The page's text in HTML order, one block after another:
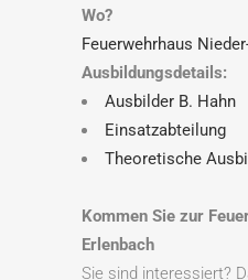
Wo?
Feuerwehrhaus
Ausbildungsdetails:
Ausbilder B. Hahn
Einsatzabteilung
Theoretische
Kommen Sie zur
Erlenbach
Sie sind interessiert?